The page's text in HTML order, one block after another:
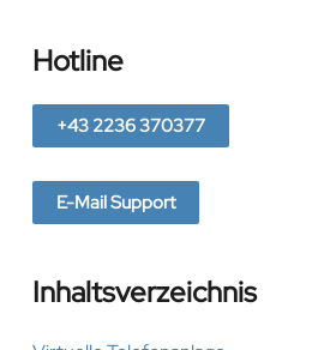
Hotline
+43 2236 370377
E-Mail Support
Inhaltsverzeichnis